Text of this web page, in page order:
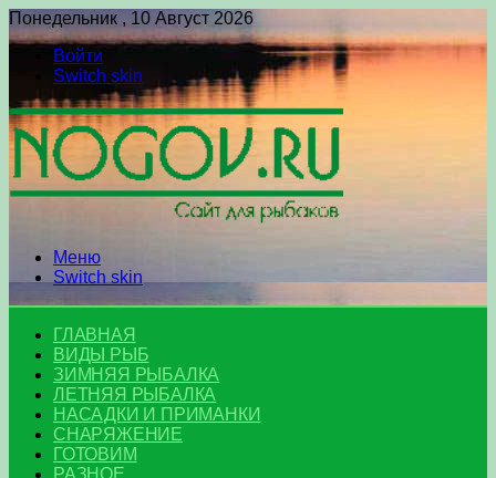
Понедельник , 10 Август 2026
Войти
Switch skin
Меню
Switch skin
ГЛАВНАЯ
ВИДЫ РЫБ
ЗИМНЯЯ РЫБАЛКА
ЛЕТНЯЯ РЫБАЛКА
НАСАДКИ И ПРИМАНКИ
СНАРЯЖЕНИЕ
ГОТОВИМ
РАЗНОЕ